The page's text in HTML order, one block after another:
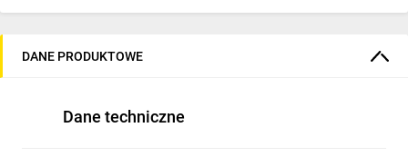
DANE PRODUKTOWE
Dane techniczne